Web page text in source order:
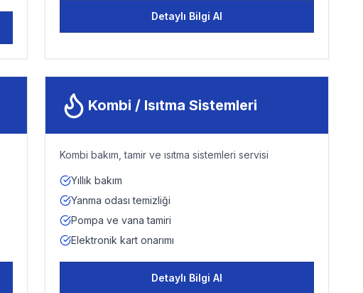
Detaylı Bilgi Al
Kombi / Isıtma Sistemleri
Kombi bakım, tamir ve ısıtma sistemleri servisi
Yıllık bakım
Yanma odası temizliği
Pompa ve vana tamiri
Elektronik kart onarımı
Detaylı Bilgi Al